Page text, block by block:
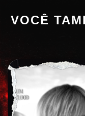
VOCÊ